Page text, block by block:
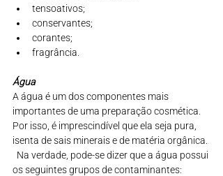
tensoativos;
conservantes;
corantes;
fragrância.
Água
A água é um dos componentes mais
importantes de uma preparação cosmética.
Por isso, é imprescindível que ela seja pura,
isenta de sais minerais e de matéria orgânica.
Na verdade, pode-se dizer que a água possui
os seguintes grupos de contaminantes: